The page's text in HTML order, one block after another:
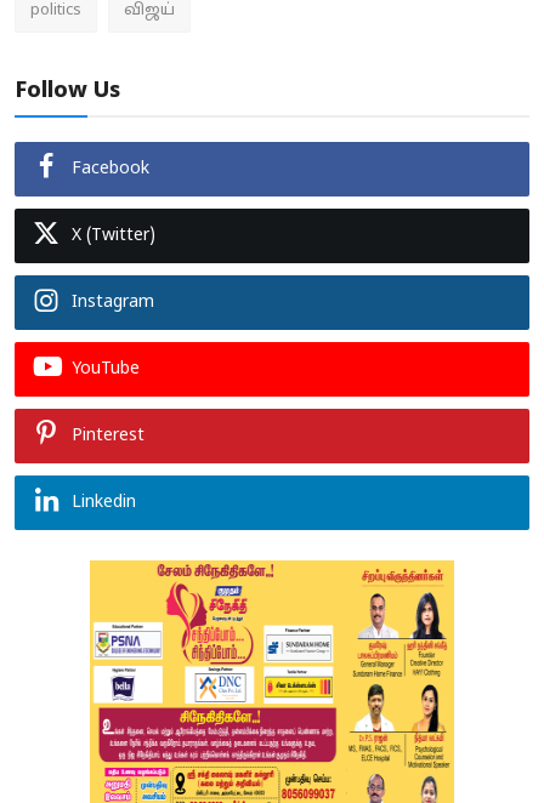
politics விஜய்
Follow Us
Facebook
X (Twitter)
Instagram
YouTube
Pinterest
Linkedin